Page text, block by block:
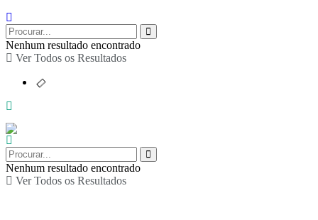
Nenhum resultado encontrado
Ver Todos os Resultados
Nenhum resultado encontrado
Ver Todos os Resultados